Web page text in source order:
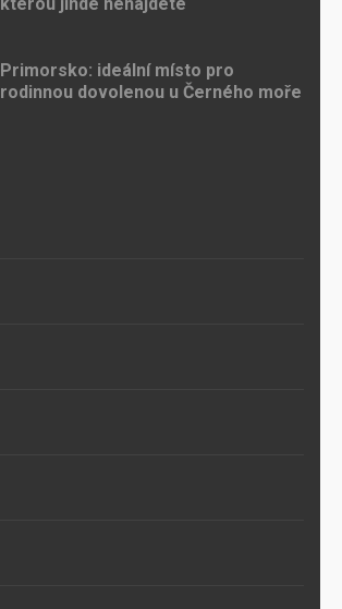
Primorsko: ideální místo pro
rodinnou dovolenou u Černého moře